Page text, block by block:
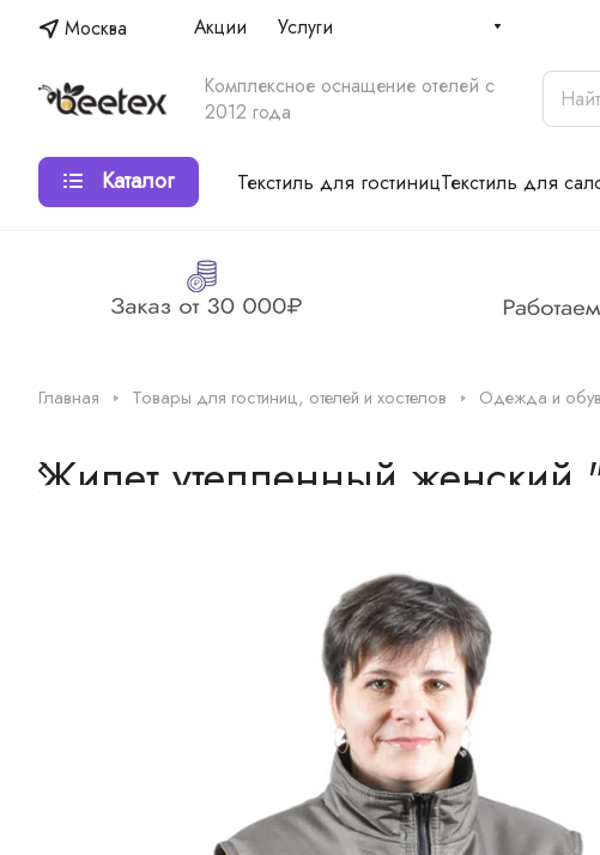
Москва Акции Услуги
Комплексное оснащение отелей с
2012 года
Каталог Текстиль для гостиницТекстиль для
Главная Товары для гостиниц, отелей и хостелов Одежда и
Жилет утепленный женский
Наши специалисты - профессионалы
А это значит можем предложить низкие